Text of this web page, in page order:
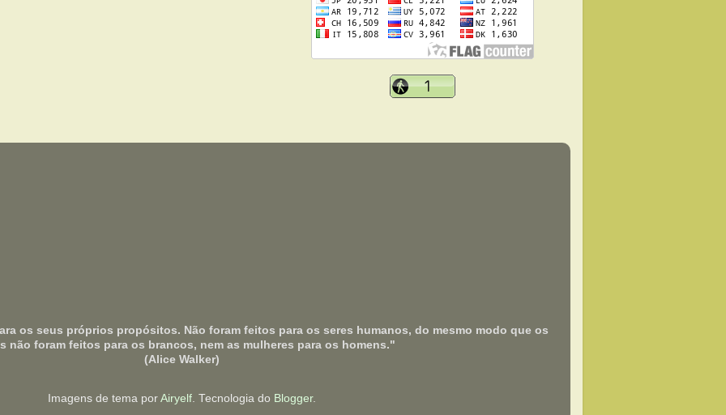
os seus próprios propósitos. Não foram feitos para os seres humanos, do mesmo modo que os
não foram feitos para os brancos, nem as mulheres para os homens."
(Alice Walker)
Imagens de tema por Airyelf. Tecnologia do Blogger.